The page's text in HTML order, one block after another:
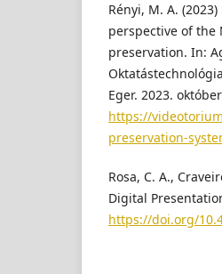
Rényi, M. A.
perspective of the
preservation. In:
Eger. 2023.
https://
preservation-
Rosa, C. A.,
Digital
https://doi.org/